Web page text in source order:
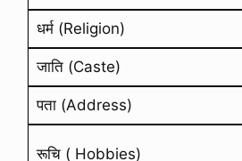
धर्म (Religion)
जाति (Caste)
पता (Address)
रूचि ( Hobbies)